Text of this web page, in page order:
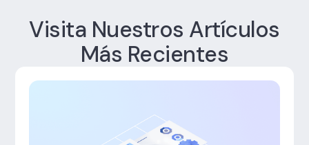
Visita Nuestros Artículos
Más Recientes